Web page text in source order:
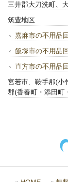
三井郡大刀洗町、
筑豊地区
嘉麻市の不用品
飯塚市の不用品
直方市の不用品
宮若市、鞍手郡(小
郡(香春町・添田町